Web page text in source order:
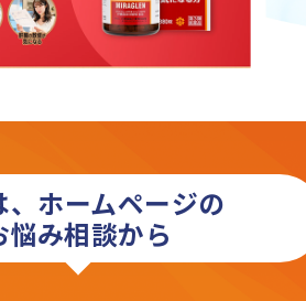
、ホームページの
悩み相談から